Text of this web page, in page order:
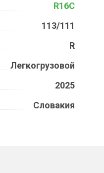
R16C
113/111
R
Легкогрузовой
2025
Словакия